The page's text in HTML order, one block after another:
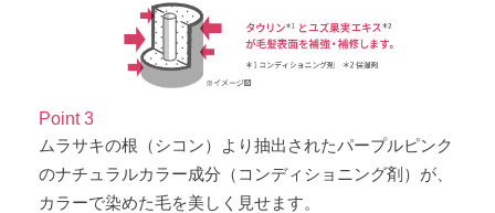
Point 3
ムラサキの根（シコン）より抽出されたパープルピンク
のナチュラルカラー成分（コンディショニング剤）が、
カラーで染めた毛を美しく見せます。